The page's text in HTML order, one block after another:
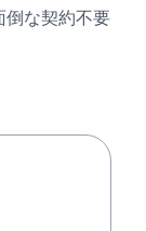
な契約不要